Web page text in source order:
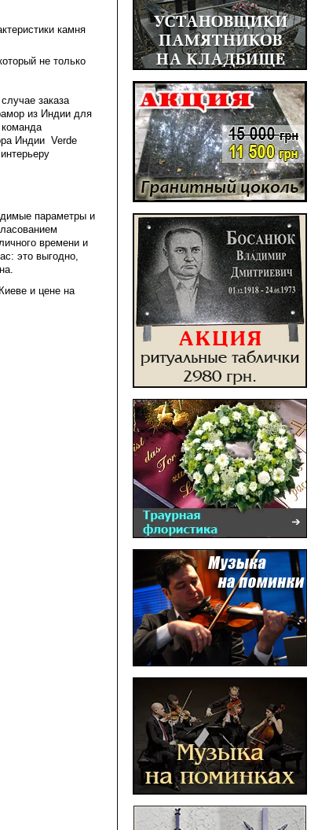
камня
не только
заказа
из Индии для
команда
Индии Verde
параметры и
времени и
это выгодно,
и цене на